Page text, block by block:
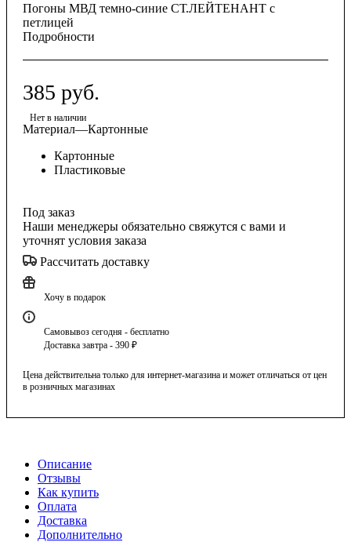
Погоны МВД темно-синие СТ.ЛЕЙТЕНАНТ с
петлицей
Подробности
385 руб.
Нет в наличии
Материал—Картонные
Картонные
Пластиковые
Под заказ
Наши менеджеры обязательно свяжутся с вами и
уточнят условия заказа
Рассчитать доставку
Хочу в подарок
Самовывоз сегодня - бесплатно
Доставка завтра - 390 ₽
Цена действительна только для интернет-магазина и может отличаться от цен
в розничных магазинах
Описание
Отзывы
Как купить
Оплата
Доставка
Дополнительно